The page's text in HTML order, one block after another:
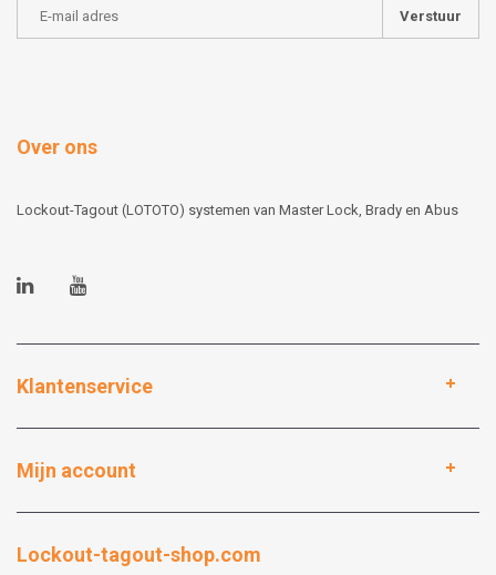
Verstuur
Over ons
Lockout-Tagout (LOTOTO) systemen van Master Lock, Brady en Abus
Klantenservice
Mijn account
Lockout-tagout-shop.com